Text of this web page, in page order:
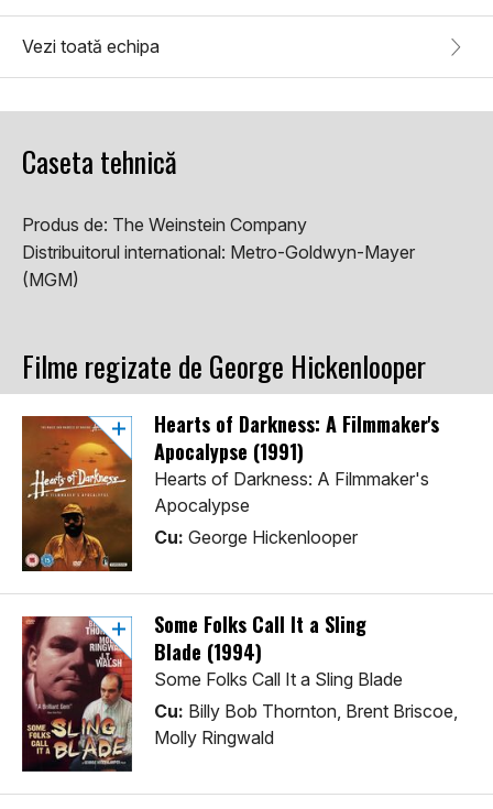
Vezi toată echipa
Caseta tehnică
Produs de: The Weinstein Company
Distribuitorul international: Metro-Goldwyn-Mayer
(MGM)
Filme regizate de George Hickenlooper
Hearts of Darkness: A Filmmaker's
Apocalypse (1991)
Hearts of Darkness: A Filmmaker's
Apocalypse
Cu: George Hickenlooper
Some Folks Call It a Sling
Blade (1994)
Some Folks Call It a Sling Blade
Cu: Billy Bob Thornton, Brent Briscoe,
Molly Ringwald